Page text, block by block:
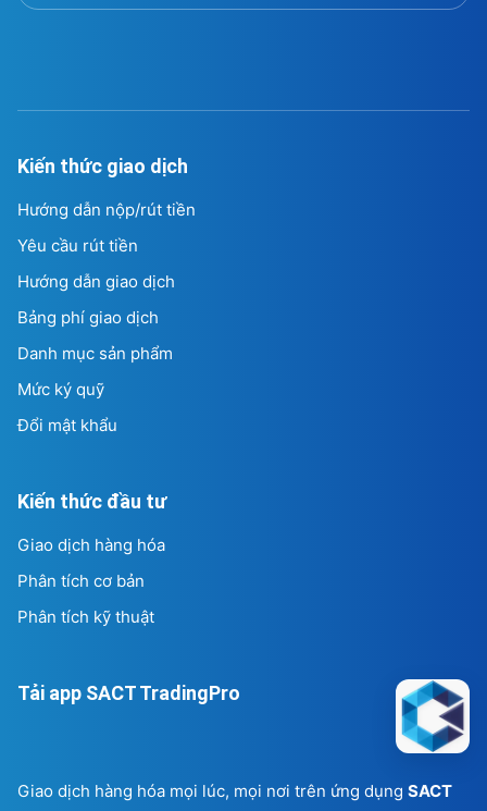
Kiến thức giao dịch
Hướng dẫn nộp/rút tiền
Yêu cầu rút tiền
Hướng dẫn giao dịch
Bảng phí giao dịch
Danh mục sản phẩm
Mức ký quỹ
Đổi mật khẩu
Kiến thức đầu tư
Giao dịch hàng hóa
Phân tích cơ bản
Phân tích kỹ thuật
Tải app SACT TradingPro
Giao dịch hàng hóa mọi lúc, mọi nơi trên ứng dụng SACT